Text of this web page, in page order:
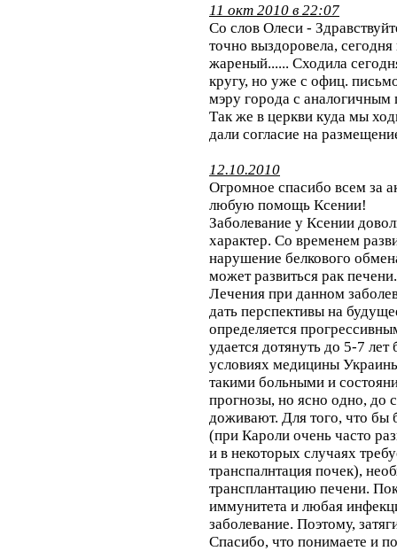
11 окт 2010 в 22:07
Со слов Олеси -
точно выздоровела,
жареный...... Сходила
кругу, но уже с офиц.
мэру города с
Так же в церкви куда мы
дали согласие на
12.10.2010
Огромное спасибо всем за
любую помощь Ксении!
Заболевание у Ксении
характер. Со временем
нарушение белкового
может развиться рак печени.
Лечения при данном
дать перспективы на
определяется
удается дотянуть до 5-7
условиях медицины
такими больными и
прогнозы, но ясно одно, до
доживают. Для того, что бы
(при Кароли очень часто
и в некоторых случаях
транспалнтация почек),
трансплантацию печени.
иммунитета и любая
заболевание. Поэтому,
Спасибо, что понимаете и